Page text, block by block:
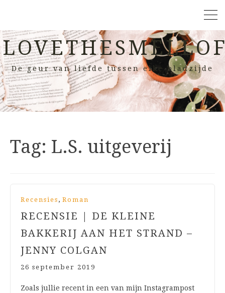
De geur van liefde tussen elke bladzijde
Tag: L.S. uitgeverij
Recensies , Roman
RECENSIE | DE KLEINE
BAKKERIJ AAN HET STRAND –
JENNY COLGAN
26 september 2019
Zoals jullie recent in een van mijn Instagrampost